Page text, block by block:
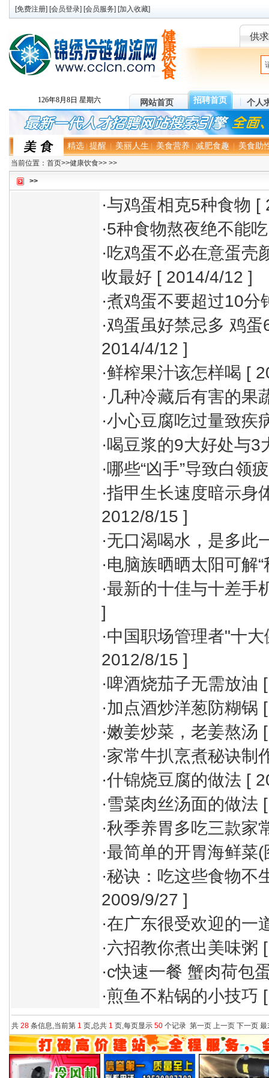
[免费注册] [会员登录] [会员服务] [加入收藏]
健
康
饮
食
供求
126年8月8日 星期六 网站首页 招聘首页 个人
精选 提醒 美丽人生 美食营养 减肥食趣 美食助
当前位置： 首页>>健康饮食>> >>
>>
·与鸡蛋相克5种食物 [
·5种食物熬夜绝不能吃
·吃鸡蛋不必在意蛋壳
收最好 [ 2014/4/12 ]
·煮鸡蛋不要超过10分
·鸡蛋虽好禁忌多 鸡蛋
2014/4/12 ]
·鲜榨果汁该怎样喝 [
· 几种冷藏后有害的果
·小心豆腐吃过量致疾
·喝豆浆的9大好处与3
·哪些“凶手”导致白领
·指甲生长速度暗示身
2012/8/15 ]
·无口渴喝水，是多此
·电脑族晒晒太阳可解“
·最新的十佳与十差手
]
·中国职场管理者"十
2012/8/15 ]
·啤酒烧茄子无需放油
·加点酒炒洋葱防糊锅
·嫩姜炒菜，老姜熬汤
·家常牛扒烹煮秘诀制
·什锦烧豆腐的做法 [
·雪菜肉丝汤面的做法
·秋季养胃多吃三款家
·最简单的开胃海鲜菜(
·秘诀：吃这些食物不
2009/9/27 ]
·在广东很受欢迎的一
·六招教你煮出美味粥
·c快速一餐 蟹肉荷包
·煎鱼不粘锅的小技巧
共 28 条信息,当前第 1 页,总共 1 页,每页显示 50 个记录 第一页 上一页 下一页 最